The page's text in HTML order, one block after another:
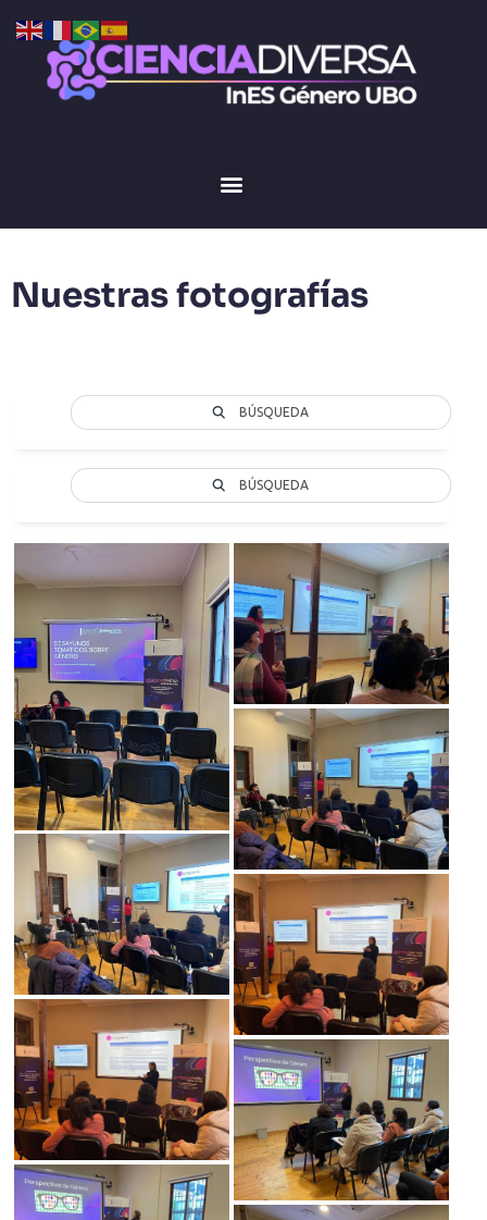
Nuestras fotografías
BÚSQUEDA
BÚSQUEDA